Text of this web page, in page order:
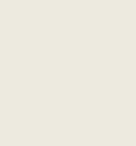
also ab der
Regel keine
bereits als
Sind von
auf dem Markt,
Rarität sein.